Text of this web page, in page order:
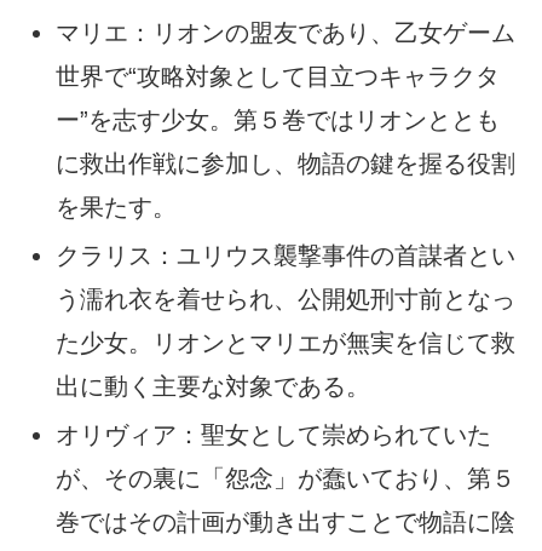
マリエ：リオンの盟友であり、乙女ゲーム
世界で“攻略対象として目立つキャラクタ
ー”を志す少女。第５巻ではリオンととも
に救出作戦に参加し、物語の鍵を握る役割
を果たす。
クラリス：ユリウス襲撃事件の首謀者とい
う濡れ衣を着せられ、公開処刑寸前となっ
た少女。リオンとマリエが無実を信じて救
出に動く主要な対象である。
オリヴィア：聖女として崇められていた
が、その裏に「怨念」が蠢いており、第５
巻ではその計画が動き出すことで物語に陰